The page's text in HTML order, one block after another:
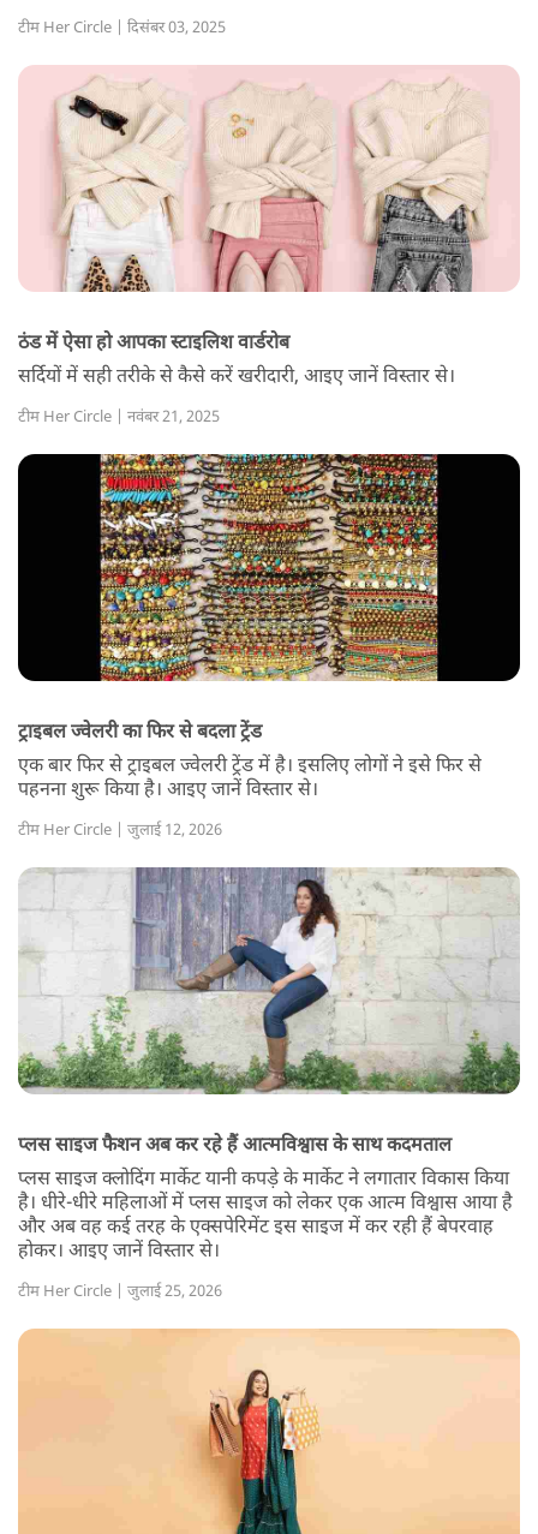
टीम Her Circle | दिसंबर 03, 2025
ठंड में ऐसा हो आपका स्टाइलिश वार्डरोब
सर्दियों में सही तरीके से कैसे करें खरीदारी, आइए जानें विस्तार से।
टीम Her Circle | नवंबर 21, 2025
ट्राइबल ज्वेलरी का फिर से बदला ट्रेंड
एक बार फिर से ट्राइबल ज्वेलरी ट्रेंड में है। इसलिए लोगों ने इसे फिर से
पहनना शुरू किया है। आइए जानें विस्तार से।
टीम Her Circle | जुलाई 12, 2026
प्लस साइज फैशन अब कर रहे हैं आत्मविश्वास के साथ कदमताल
प्लस साइज क्लोदिंग मार्केट यानी कपड़े के मार्केट ने लगातार विकास किया
है। धीरे-धीरे महिलाओं में प्लस साइज को लेकर एक आत्म विश्वास आया है
और अब वह कई तरह के एक्सपेरिमेंट इस साइज में कर रही हैं बेपरवाह
होकर। आइए जानें विस्तार से।
टीम Her Circle | जुलाई 25, 2026